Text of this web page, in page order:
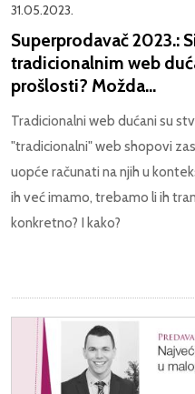
31.05.2023.
Superprodavač 2023.:
tradicionalnim web
prošlosti? Možda...
Tradicionalni web dućani su
"tradicionalni" web shopovi
uopće računati na njih u
ih već imamo, trebamo li ih
konkretno? I kako?